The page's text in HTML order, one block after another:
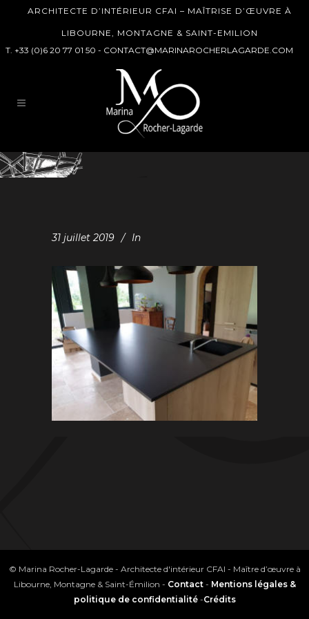
ARCHITECTE D’INTÉRIEUR CFAI – MAÎTRISE D’ŒUVRE À
LIBOURNE, MONTAGNE & SAINT-EMILION
T. +33 (0)6 20 77 01 50 - CONTACT@MARINAROCHERLAGARDE.COM
31 juillet 2019 In
© Marina Rocher-Lagarde - Architecte d'intérieur CFAI - Maître d’œuvre à
Libourne, Montagne & Saint-Émilion - Contact- Mentions légales &
politique de confidentialité-Crédits